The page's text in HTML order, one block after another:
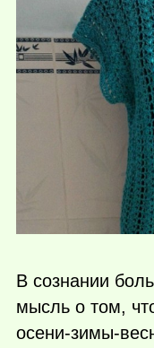
В сознании
мысль о том,
осени-зимы-